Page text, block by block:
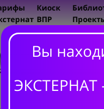
Киоск
ВПР
Вы